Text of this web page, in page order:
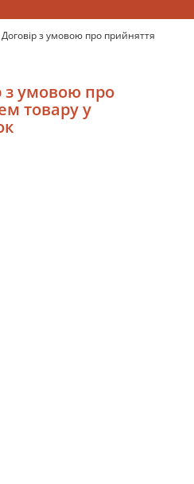
з умовою про прийняття
з умовою про
товару у